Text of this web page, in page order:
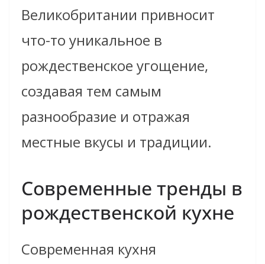
Великобритании привносит
что-то уникальное в
рождественское угощение,
создавая тем самым
разнообразие и отражая
местные вкусы и традиции.
Современные тренды в
рождественской кухне
Современная кухня